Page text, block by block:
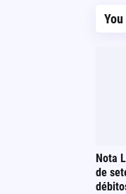
Nota
de